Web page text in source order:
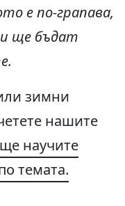
е по-грапава,
ще бъдат
зимни
нашите
научите
темата.